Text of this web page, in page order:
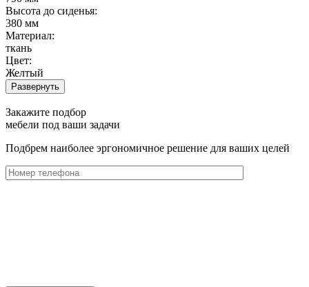
Высота до сиденья:
380 мм
Материал:
ткань
Цвет:
Желтый
Развернуть
Закажите подбор
мебели под ваши задачи
Подбрем наиболее эргономичное решение для ваших целей